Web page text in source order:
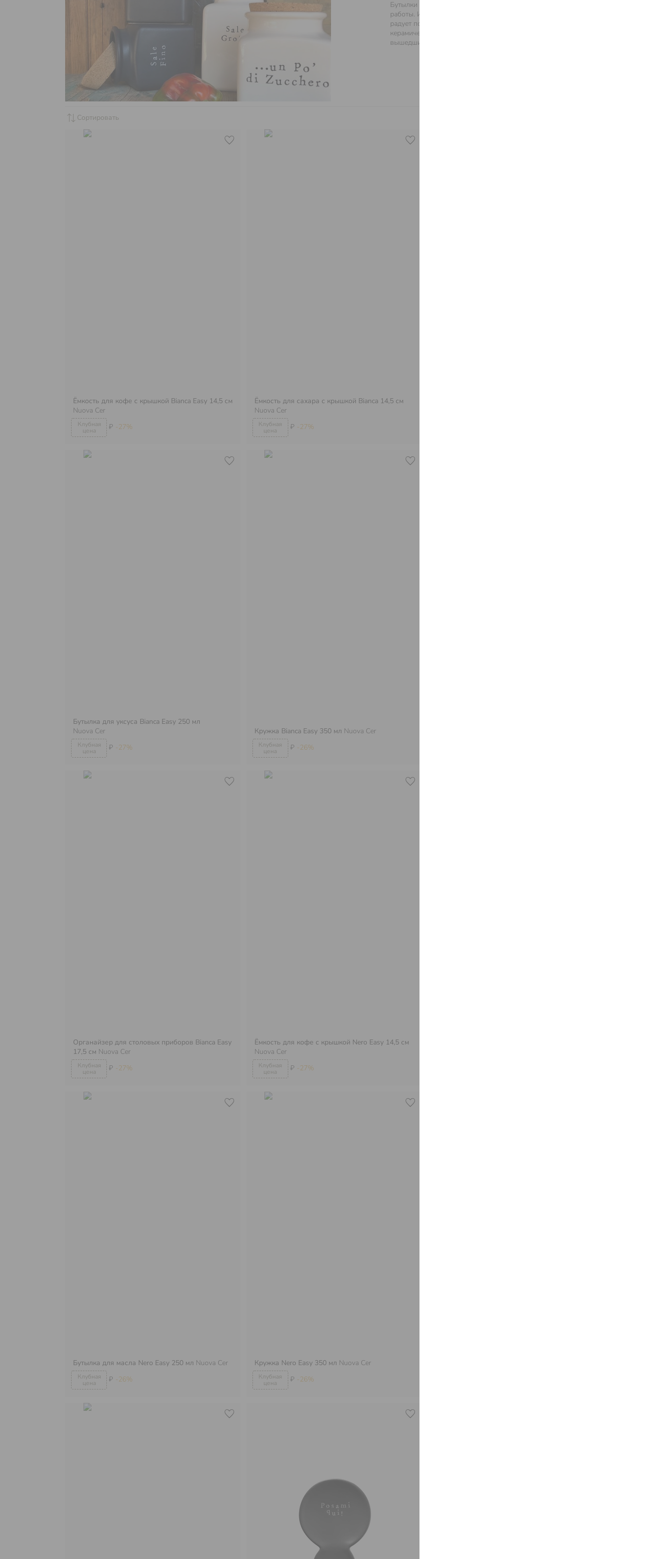
sync_alt Сортировать
Бутылки для масла и расписная посуда ручной
работы. Итальянский производитель с 1965 года
радует поклонников стильной и качественной
керамической посуды своими шедеврами,
вышедшими из-под рук художника.
₽ -27%
Ёмкость для кофе с крышкой Bianca Easy 14,5 см
Nuova Cer
₽ -27%
Ёмкость для сахара с крышкой Bianca 14,5 см
Nuova Cer
₽ -27%
Бутылка для уксуса Bianca Easy 250 мл
Nuova Cer
₽ -26%
Кружка Bianca Easy 350 мл Nuova Cer
₽ -27%
Органайзер для столовых приборов Bianca Easy
17,5 см Nuova Cer
₽ -27%
Ёмкость для кофе с крышкой Nero Easy 14,5 см
Nuova Cer
₽ -26%
Бутылка для масла Nero Easy 250 мл Nuova Cer
₽ -26%
Кружка Nero Easy 350 мл Nuova Cer